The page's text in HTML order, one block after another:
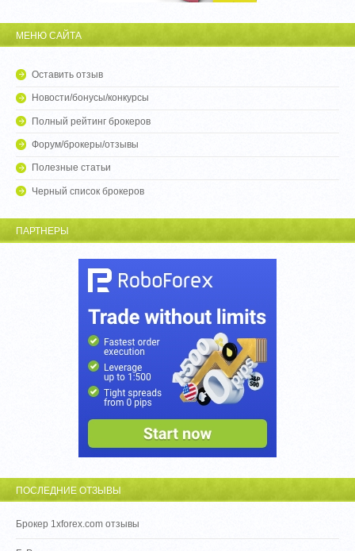
МЕНЮ САЙТА
Оставить отзыв
Новости/бонусы/конкурсы
Полный рейтинг брокеров
Форум/брокеры/отзывы
Полезные статьи
Черный список брокеров
ПАРТНЕРЫ
ПОСЛЕДНИЕ ОТЗЫВЫ
Брокер 1xforex.com отзывы